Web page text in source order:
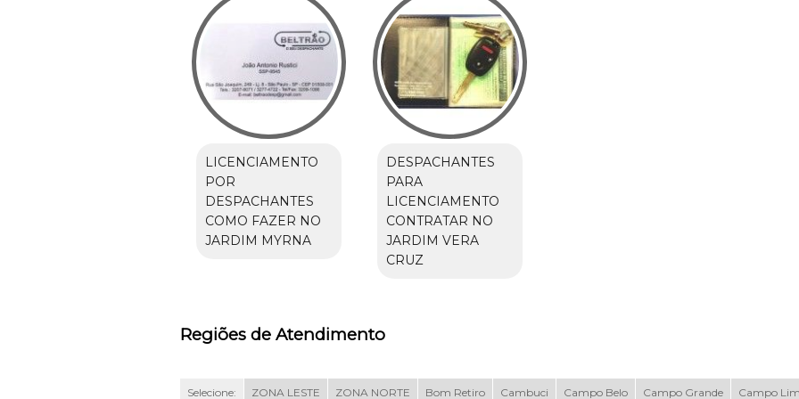
LICENCIAMENTO
POR
DESPACHANTES
COMO FAZER NO
JARDIM MYRNA
DESPACHANTES
PARA
LICENCIAMENTO
CONTRATAR NO
JARDIM VERA
CRUZ
Regiões de Atendimento
Selecione: ZONA LESTE ZONA NORTE Bom Retiro Cambuci Campo Belo Campo Grande Campo